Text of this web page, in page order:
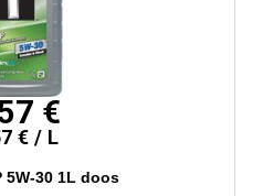
€
€ / L
5W-30 1L doos